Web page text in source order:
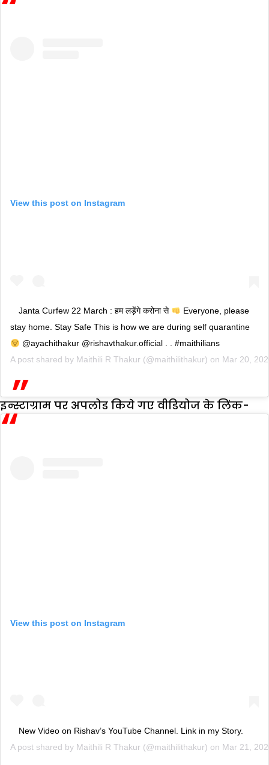
View this post on Instagram
Janta Curfew 22 March : हम लड़ेंगे करोना से
Everyone, please
stay home. Stay Safe This is how we are during self quarantine
@ayachithakur @rishavthakur.official . . #maithilians
A post shared by Maithili R Thakur (@maithilithakur) on Mar 20,
इन्स्टाग्राम पर अपलोड किये गए वीडियोज के लिंक-
View this post on Instagram
New Video on Rishav’s YouTube Channel. Link in my Story.
A post shared by Maithili R Thakur (@maithilithakur) on Mar 21,